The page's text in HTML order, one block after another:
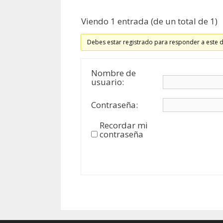
Viendo 1 entrada (de un total de 1)
Debes estar registrado para responder a este
Nombre de
usuario:
Contraseña:
Recordar mi
contraseña